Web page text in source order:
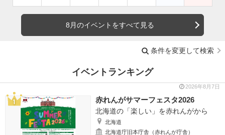
8月のイベントをすべて見る
条件を変更して検索
イベントランキング
2026年8月7日
赤れんがサマーフェスタ2026
北海道の「楽しい」を赤れんがから
北海道
北海道庁旧本庁舎（赤れんが庁舎）